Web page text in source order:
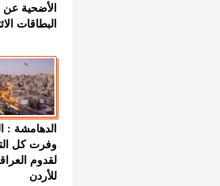
الأضحية
البطاقات
الدهامشة :
وفرت كل
لقدوم
للأردن